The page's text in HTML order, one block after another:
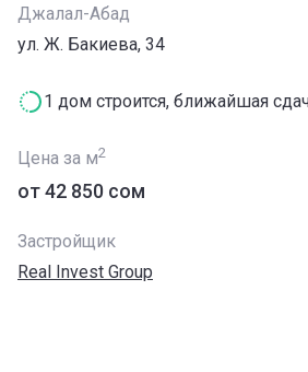
Джалал-Абад
ул. Ж. Бакиева, 34
1 дом строится, ближайшая
Цена за м2
от ‍42 850 сом
Застройщик
Real Invest Group